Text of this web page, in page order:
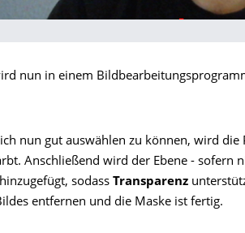
nun in einem
nun gut auswählen zu können, wird
Anschließend wird der Ebene - sofern
sodass Transparenz
entfernen und die Maske ist fertig.